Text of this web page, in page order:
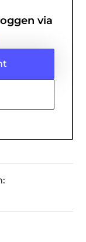
via